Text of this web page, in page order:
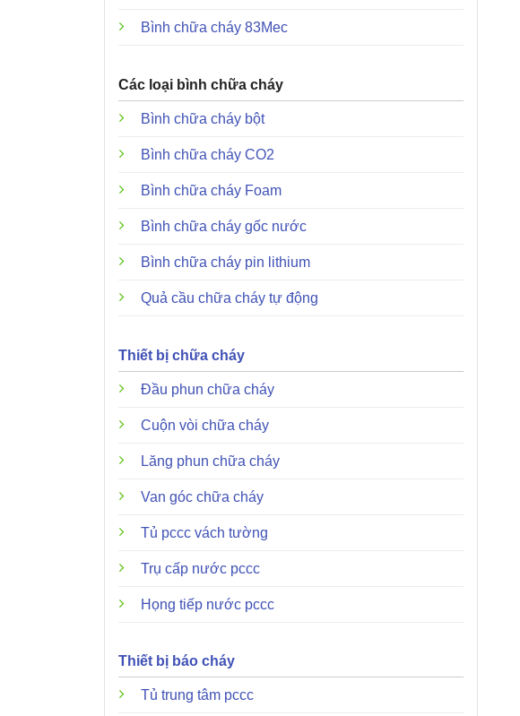
Bình chữa cháy 83Mec
Các loại bình chữa cháy
Bình chữa cháy bột
Bình chữa cháy CO2
Bình chữa cháy Foam
Bình chữa cháy gốc nước
Bình chữa cháy pin lithium
Quả cầu chữa cháy tự động
Thiết bị chữa cháy
Đầu phun chữa cháy
Cuộn vòi chữa cháy
Lăng phun chữa cháy
Van góc chữa cháy
Tủ pccc vách tường
Trụ cấp nước pccc
Họng tiếp nước pccc
Thiết bị báo cháy
Tủ trung tâm pccc